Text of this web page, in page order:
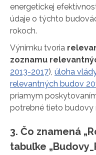
energetickej
údaje o týchto
rokoch.
Výnimku tvoria
zoznamu
2013-2017), úloha
relevantných budov
priamym
potrebné tieto budovy
3. Čo znamená
tabuľke